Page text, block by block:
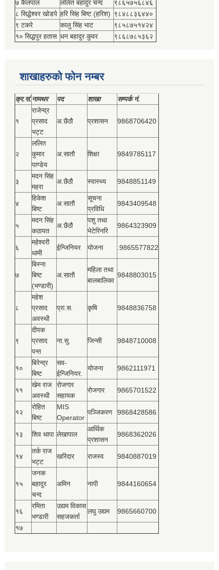
७ कैलपाल ललित बहादुर चन्द
९८६५७५६८४६
८ सिद्धेश्‍वर खोडपे हरि सिंह बिष्‍ट (हरिश) ९८४८८३६४४०
९ टकरे
कालु सिंह भाट
९८५८७५१४२४
१० सिद्धपुर हतास धन बहादुर कुवर ९८६८७८५३६२
शाखाहरुको फोन नम्बर
क्र.सं.नामथर पद शाखा सम्‍पर्क नं.
१
राजेन्द्र
प्रसाद
भट्ट
अ.छैठौ प्रशासन 9868706420
२
ललित
कुमार
पाण्डेय
अ.सातौ शिक्षा 9849785117
३
मदन सिंह
महरा
अ.छैठौ स्वास्थ्य 9848851149
४
हिकेश
बिष्‍ट
अ.सातौ
सूचना
प्रविधि
9843409548
५
मदन सिंह
कठायत
अ.छैठौ
पशु तथा
भेटेरिनरि
9864323909
६
महेश्‍वरी
धामी
ईन्जिनियर योजना .9865577822
७
बिस्‍ना
बिष्‍ट
(भण्डारी)
अ.सातौ
महिला तथा
बालबालिका
9848803015
८
महेश
प्रसाद
अवस्थी
प्रा.स. कृषि 9848836758
९
दीपक
प्रसाद
पन्त
ना.सु. जिन्सी 9848710008
१०
बिरेन्द्र
बिष्‍ट
सव-
ईन्जिनियर.
योजना 9862111971
११
खेम राज
अवस्थी
रोजगार
सहायक
रोजगार 9865701522
१२
रोहित
बिष्‍ट
MIS
Operator
पञ्‍जिकरण 9868428586
१३ शिव थापा लेखापाल
आर्थिक
प्रशासन
9868362026
१४
तर्क राज
भट्ट
खरिदार राजस्‍व 9840887019
१५
जनक
बहादुर
चन्द
अमिन नापी 9844160654
१६
रमिता
भण्डारी
उद्यम विकास
सहजकर्ता
लघु उद्यम 9865660700
१७